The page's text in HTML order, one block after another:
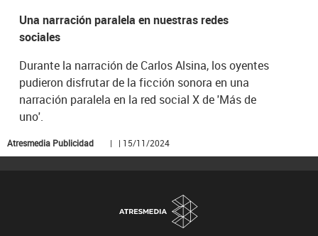
Una narración paralela en nuestras redes
sociales
Durante la narración de Carlos Alsina, los oyentes
pudieron disfrutar de la ficción sonora en una
narración paralela en la red social X de 'Más de
uno'.
Atresmedia Publicidad | | 15/11/2024